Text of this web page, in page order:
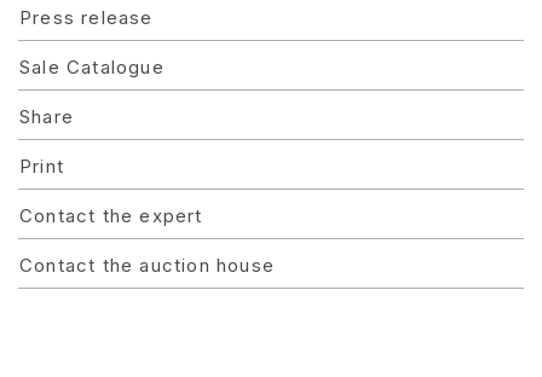
Press release
Sale Catalogue
Share
Print
Contact the expert
Contact the auction house